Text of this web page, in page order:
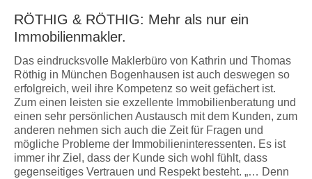
RÖTHIG & RÖTHIG: Mehr als nur ein
Immobilienmakler.
Das eindrucksvolle Maklerbüro von Kathrin und Thomas
Röthig in München Bogenhausen ist auch deswegen so
erfolgreich, weil ihre Kompetenz so weit gefächert ist.
Zum einen leisten sie exzellente Immobilienberatung und
einen sehr persönlichen Austausch mit dem Kunden, zum
anderen nehmen sich auch die Zeit für Fragen und
mögliche Probleme der Immobilieninteressenten. Es ist
immer ihr Ziel, dass der Kunde sich wohl fühlt, dass
gegenseitiges Vertrauen und Respekt besteht. „… Denn